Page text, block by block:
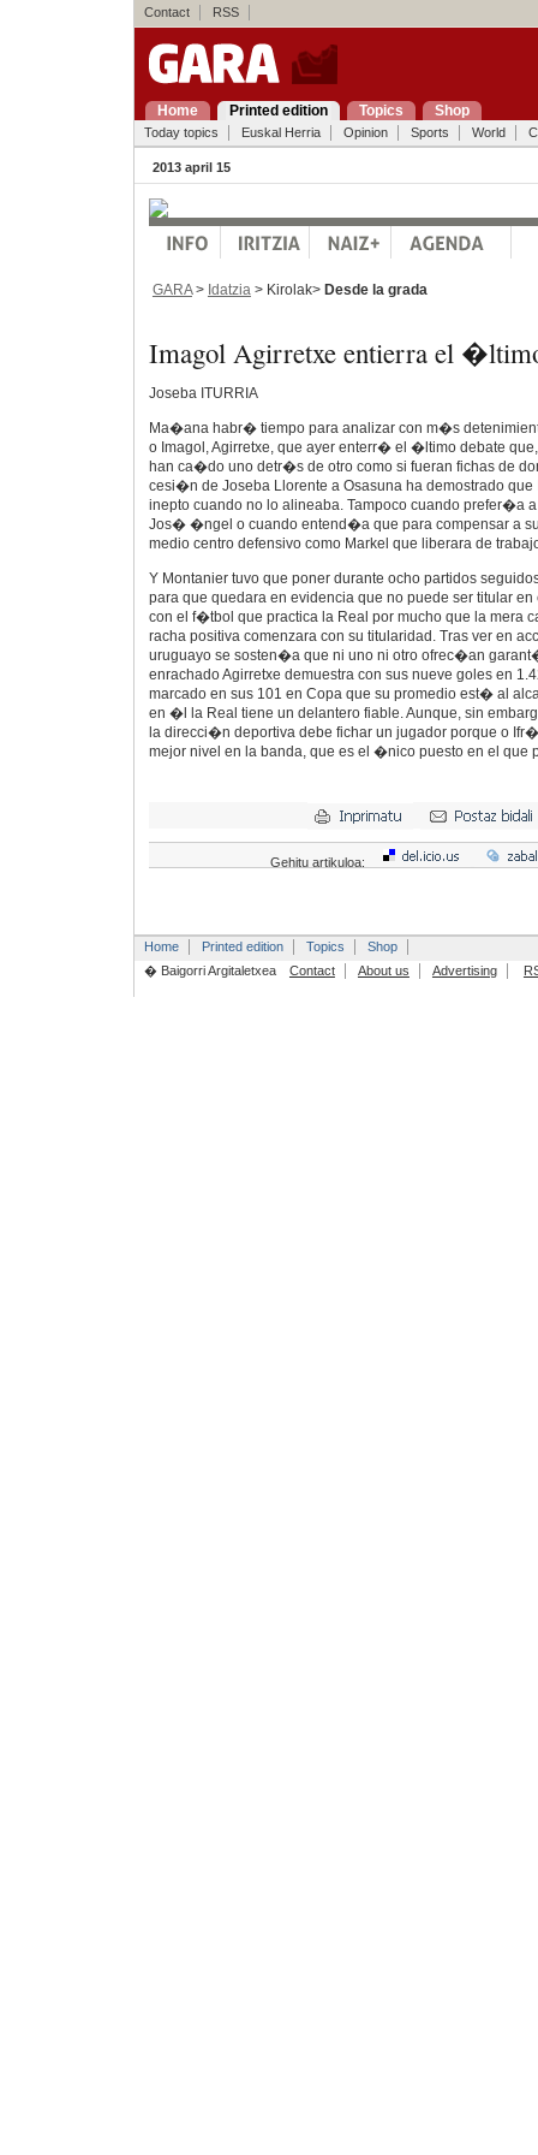
Contact RSS
Home Printed edition Topics Shop
Today topics Euskal Herria Opinion Sports World
2013 april 15
GARA> Idatzia > Kirolak> Desde la grada
Imagol Agirretxe entierra el
Joseba ITURRIA
Ma�ana habr� tiempo para analizar con m�s
o Imagol, Agirretxe, que ayer enterr� el �ltimo debate
han ca�do uno detr�s de otro como si fueran fichas de
cesi�n de Joseba Llorente a Osasuna ha demostrado que
inepto cuando no lo alineaba. Tampoco cuando prefer�a
Jos� �ngel o cuando entend�a que para compensar a
medio centro defensivo como Markel que liberara de
Y Montanier tuvo que poner durante ocho partidos
para que quedara en evidencia que no puede ser titular
con el f�tbol que practica la Real por mucho que la mera
racha positiva comenzara con su titularidad. Tras ver en
uruguayo se sosten�a que ni uno ni otro ofrec�an
enrachado Agirretxe demuestra con sus nueve goles en
marcado en sus 101 en Copa que su promedio est� al
en �l la Real tiene un delantero fiable. Aunque, sin
la direcci�n deportiva debe fichar un jugador porque o
mejor nivel en la banda, que es el �nico puesto en el que
Gehitu artikuloa:
Home Printed edition Topics
Shop
� Baigorri Argitaletxea
Contact About us Advertising